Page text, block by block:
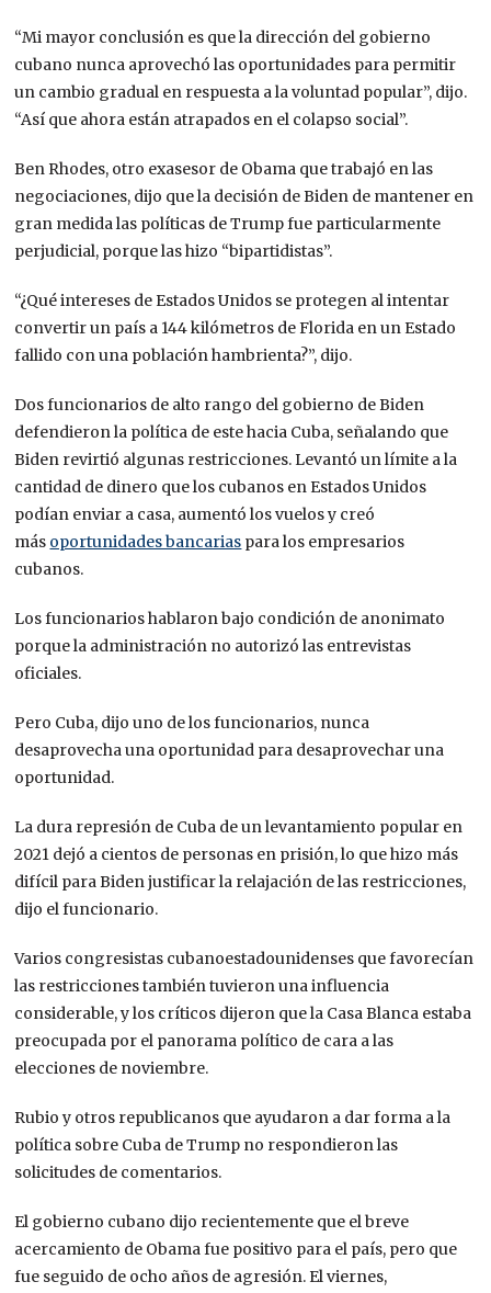
“Mi mayor conclusión es que la dirección del gobierno
cubano nunca aprovechó las oportunidades para permitir
un cambio gradual en respuesta a la voluntad popular”, dijo.
“Así que ahora están atrapados en el colapso social”.
Ben Rhodes, otro exasesor de Obama que trabajó en las
negociaciones, dijo que la decisión de Biden de mantener en
gran medida las políticas de Trump fue particularmente
perjudicial, porque las hizo “bipartidistas”.
“¿Qué intereses de Estados Unidos se protegen al intentar
convertir un país a 144 kilómetros de Florida en un Estado
fallido con una población hambrienta?”, dijo.
Dos funcionarios de alto rango del gobierno de Biden
defendieron la política de este hacia Cuba, señalando que
Biden revirtió algunas restricciones. Levantó un límite a la
cantidad de dinero que los cubanos en Estados Unidos
podían enviar a casa, aumentó los vuelos y creó
más oportunidades bancarias para los empresarios
cubanos.
Los funcionarios hablaron bajo condición de anonimato
porque la administración no autorizó las entrevistas
oficiales.
Pero Cuba, dijo uno de los funcionarios, nunca
desaprovecha una oportunidad para desaprovechar una
oportunidad.
La dura represión de Cuba de un levantamiento popular en
2021 dejó a cientos de personas en prisión, lo que hizo más
difícil para Biden justificar la relajación de las restricciones,
dijo el funcionario.
Varios congresistas cubanoestadounidenses que favorecían
las restricciones también tuvieron una influencia
considerable, y los críticos dijeron que la Casa Blanca estaba
preocupada por el panorama político de cara a las
elecciones de noviembre.
Rubio y otros republicanos que ayudaron a dar forma a la
política sobre Cuba de Trump no respondieron las
solicitudes de comentarios.
El gobierno cubano dijo recientemente que el breve
acercamiento de Obama fue positivo para el país, pero que
fue seguido de ocho años de agresión. El viernes,